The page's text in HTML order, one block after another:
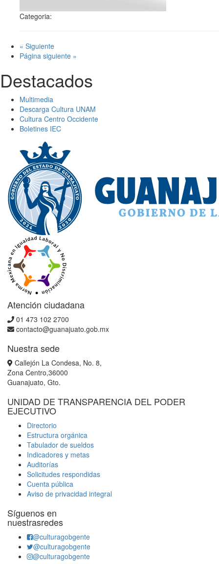
Categoria:
« Siguiente
Página siguiente »
Destacados
Multimedia
Descarga Cultura UNAM
Cultura Centro Occidente
Boletines IEC
Atención ciudadana
01 473 102 2700
contacto@guanajuato.gob.mx
Nuestra sede
Callejón La Condesa, No. 8,
Zona Centro,36000
Guanajuato, Gto.
UNIDAD DE TRANSPARENCIA DEL PODER
EJECUTIVO
Directorio
Estructura orgánica
Tabulador de sueldos
Indicadores y metas
Auditorías
Solicitudes respondidas
Cuenta pública
Aviso de privacidad integral
Síguenos en
nuestrasredes
@culturagobgente
@culturagobgente
@culturagobgente